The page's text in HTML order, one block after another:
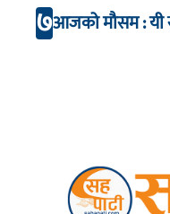
७आजको मौसम : यी